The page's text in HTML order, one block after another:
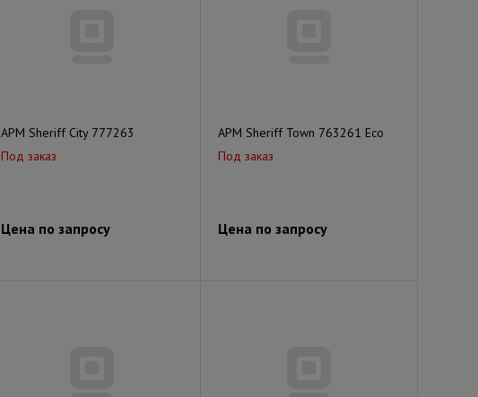
АРМ Sheriff Сity 777263
Под заказ
Цена по запросу
АРМ Sheriff Town 763261 Eco
Под заказ
Цена по запросу